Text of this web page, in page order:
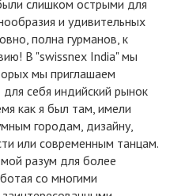
слишком острыми для
и удивительных
полна гурманов, к
В "swissnex India" мы
мы приглашаем
себя индийский рынок
как я был там, имели
городам, дизайну,
или современным танцам.
разум для более
со многими